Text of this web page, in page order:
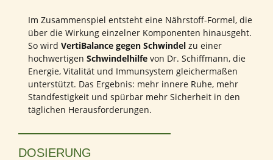
Im Zusammenspiel entsteht eine Nährstoff-Formel, die
über die Wirkung einzelner Komponenten hinausgeht.
So wird VertiBalance gegen Schwindel zu einer
hochwertigen Schwindelhilfe von Dr. Schiffmann, die
Energie, Vitalität und Immunsystem gleichermaßen
unterstützt. Das Ergebnis: mehr innere Ruhe, mehr
Standfestigkeit und spürbar mehr Sicherheit in den
täglichen Herausforderungen.
DOSIERUNG